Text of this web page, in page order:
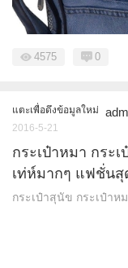
4575 0
แตะเพื่อดึงข้อมูลใหม่
2016-5-21
กระเป๋าหมา กระ
เท่ห์มากๆ แฟชั่น
กระเป๋าสุนัข กระเป๋าห